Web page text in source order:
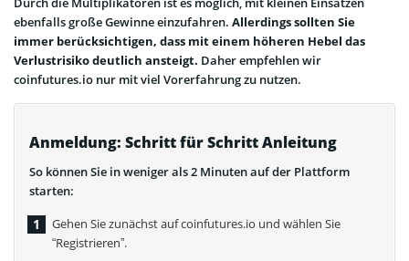
ebenfalls große Gewinne einzufahren. Allerdings sollten Sie
immer berücksichtigen, dass mit einem höheren Hebel das
Verlustrisiko deutlich ansteigt. Daher empfehlen wir
coinfutures.io nur mit viel Vorerfahrung zu nutzen.
Anmeldung: Schritt für Schritt Anleitung
So können Sie in weniger als 2 Minuten auf der Plattform
starten:
Gehen Sie zunächst auf coinfutures.io und wählen Sie
“Registrieren”.